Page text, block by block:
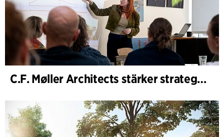
C.F. Møller Architects stärker strategisk rådgivning i tidiga skeden